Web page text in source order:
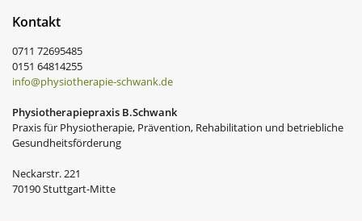
Kontakt
0711 72695485
0151 64814255
info@physiotherapie-schwank.de
Physiotherapiepraxis B.Schwank
Praxis für Physiotherapie, Prävention, Rehabilitation und betriebliche
Gesundheitsförderung
Neckarstr. 221
70190 Stuttgart-Mitte